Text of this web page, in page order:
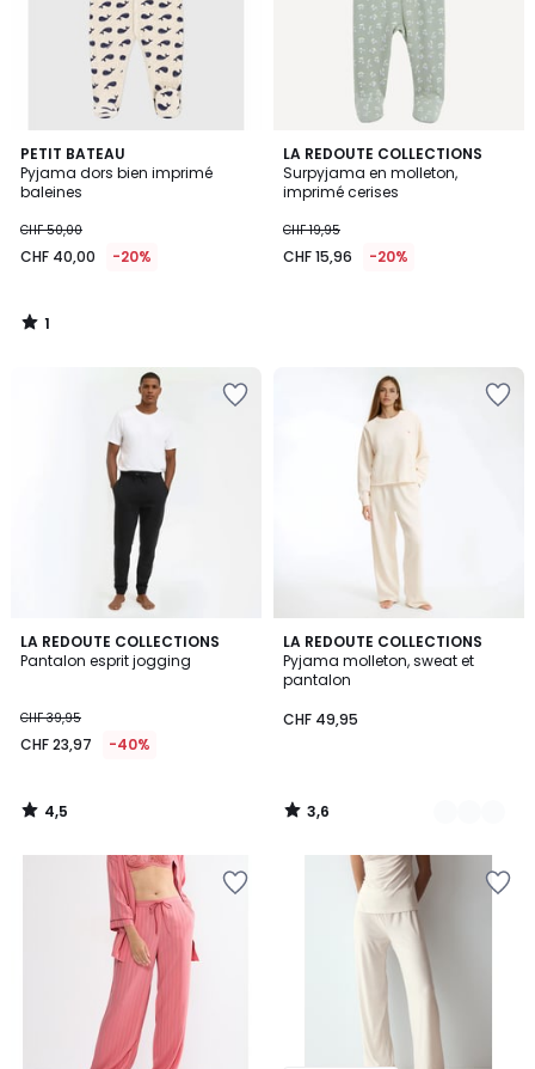
PETIT BATEAU
Pyjama dors bien imprimé
baleines
CHF 50,00
CHF 40,00 -20%
1
/
5
1
/
LA REDOUTE COLLECTIONS
Surpyjama en molleton,
imprimé cerises
CHF 19,95
CHF 15,96 -20%
LA REDOUTE COLLECTIONS
Pantalon esprit jogging
CHF 39,95
CHF 23,97 -40%
4,5
/ 5
4,5
/
LA REDOUTE COLLECTIONS
Pyjama molleton, sweat et
pantalon
CHF 49,95
3,6
/ 5
2
Couleurs
3,6
/